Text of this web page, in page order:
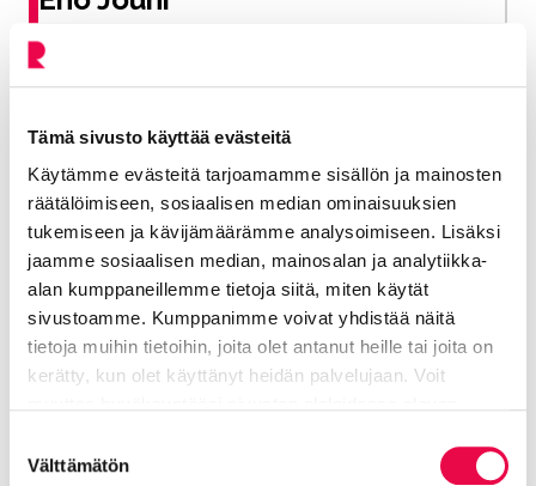
Tämä sivusto käyttää evästeitä
Käytämme evästeitä tarjoamamme sisällön ja mainosten
räätälöimiseen, sosiaalisen median ominaisuuksien
tukemiseen ja kävijämäärämme analysoimiseen. Lisäksi
jaamme sosiaalisen median, mainosalan ja analytiikka-
alan kumppaneillemme tietoja siitä, miten käytät
sivustoamme. Kumppanimme voivat yhdistää näitä
tietoja muihin tietoihin, joita olet antanut heille tai joita on
kerätty, kun olet käyttänyt heidän palvelujaan. Voit
valinta
Välttämätön
Kaupunginjohtaja
jouni.eho@riihimaki.fi
Jaa: Jaa Facebookissa
Jaa LinkedInissä
Jaa X:ssäJaa WhasAppissa
Kategorioiden arkisto: Tiedotteet
Avainsanat:
Vakaan